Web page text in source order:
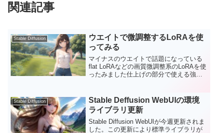
関連記事
Stable Diffusion
ウエイトで微調整するLoRAを使
ってみる
マイナスのウエイトで話題になっている
flat LoRAなどの画質微調整系のLoRAを使
ったみました仕上げの部分で使える強力
Stable Diffusion
Stable Deffusion WebUIの環境
ライブラリ更新
Stable Diffusion WebUIが今週更新されま
した。この更新により標準ライブラリが